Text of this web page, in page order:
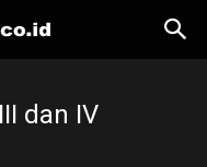
dan IV